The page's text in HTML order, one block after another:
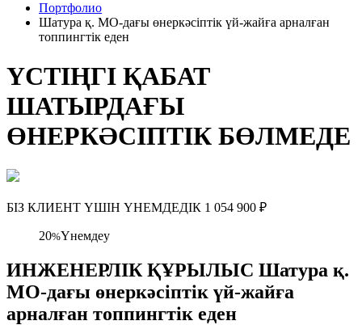
Портфолио
Шатура қ. МО-дағы өнеркәсіптік үй-жайға арналған
топпингтік еден
ҮСТІҢГІ ҚАБАТ
ШАТЫРДАҒЫ
ӨНЕРКӘСІПТІК БӨЛМЕДЕ
БІЗ КЛИЕНТ ҮШІН ҮНЕМДЕДІК 1 054 900 ₽
20%Үнемдеу
ИНЖЕНЕРЛІК ҚҰРЫЛЫС Шатура қ.
МО-дағы өнеркәсіптік үй-жайға
арналған топпингтік еден